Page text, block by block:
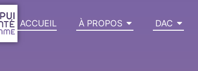
ACCUEIL À PROPOS DAC